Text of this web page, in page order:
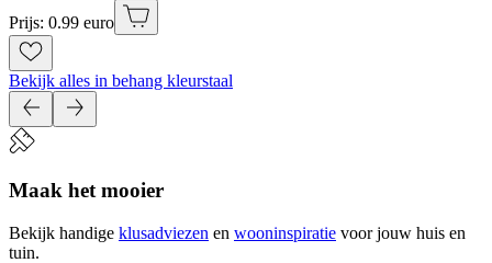
Prijs: 0.99 euro
Bekijk alles in behang kleurstaal
Maak het mooier
Bekijk handige klusadviezen en wooninspiratie voor jouw huis en
tuin.